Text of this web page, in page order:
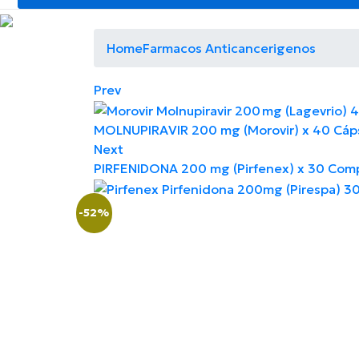
HomeFarmacos Anticancerigenos
Prev
MOLNUPIRAVIR 200 mg (Morovir) x 40
Next
PIRFENIDONA 200 mg (Pirfenex) x 30
-52%